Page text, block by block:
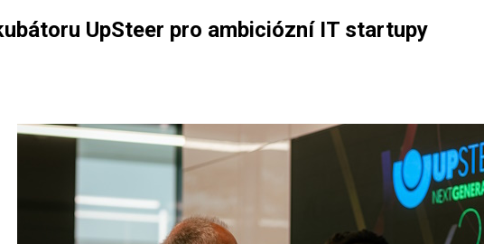
UpSteer pro ambiciózní IT startupy